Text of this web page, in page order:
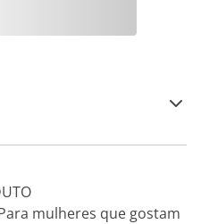
mulheres que gostam